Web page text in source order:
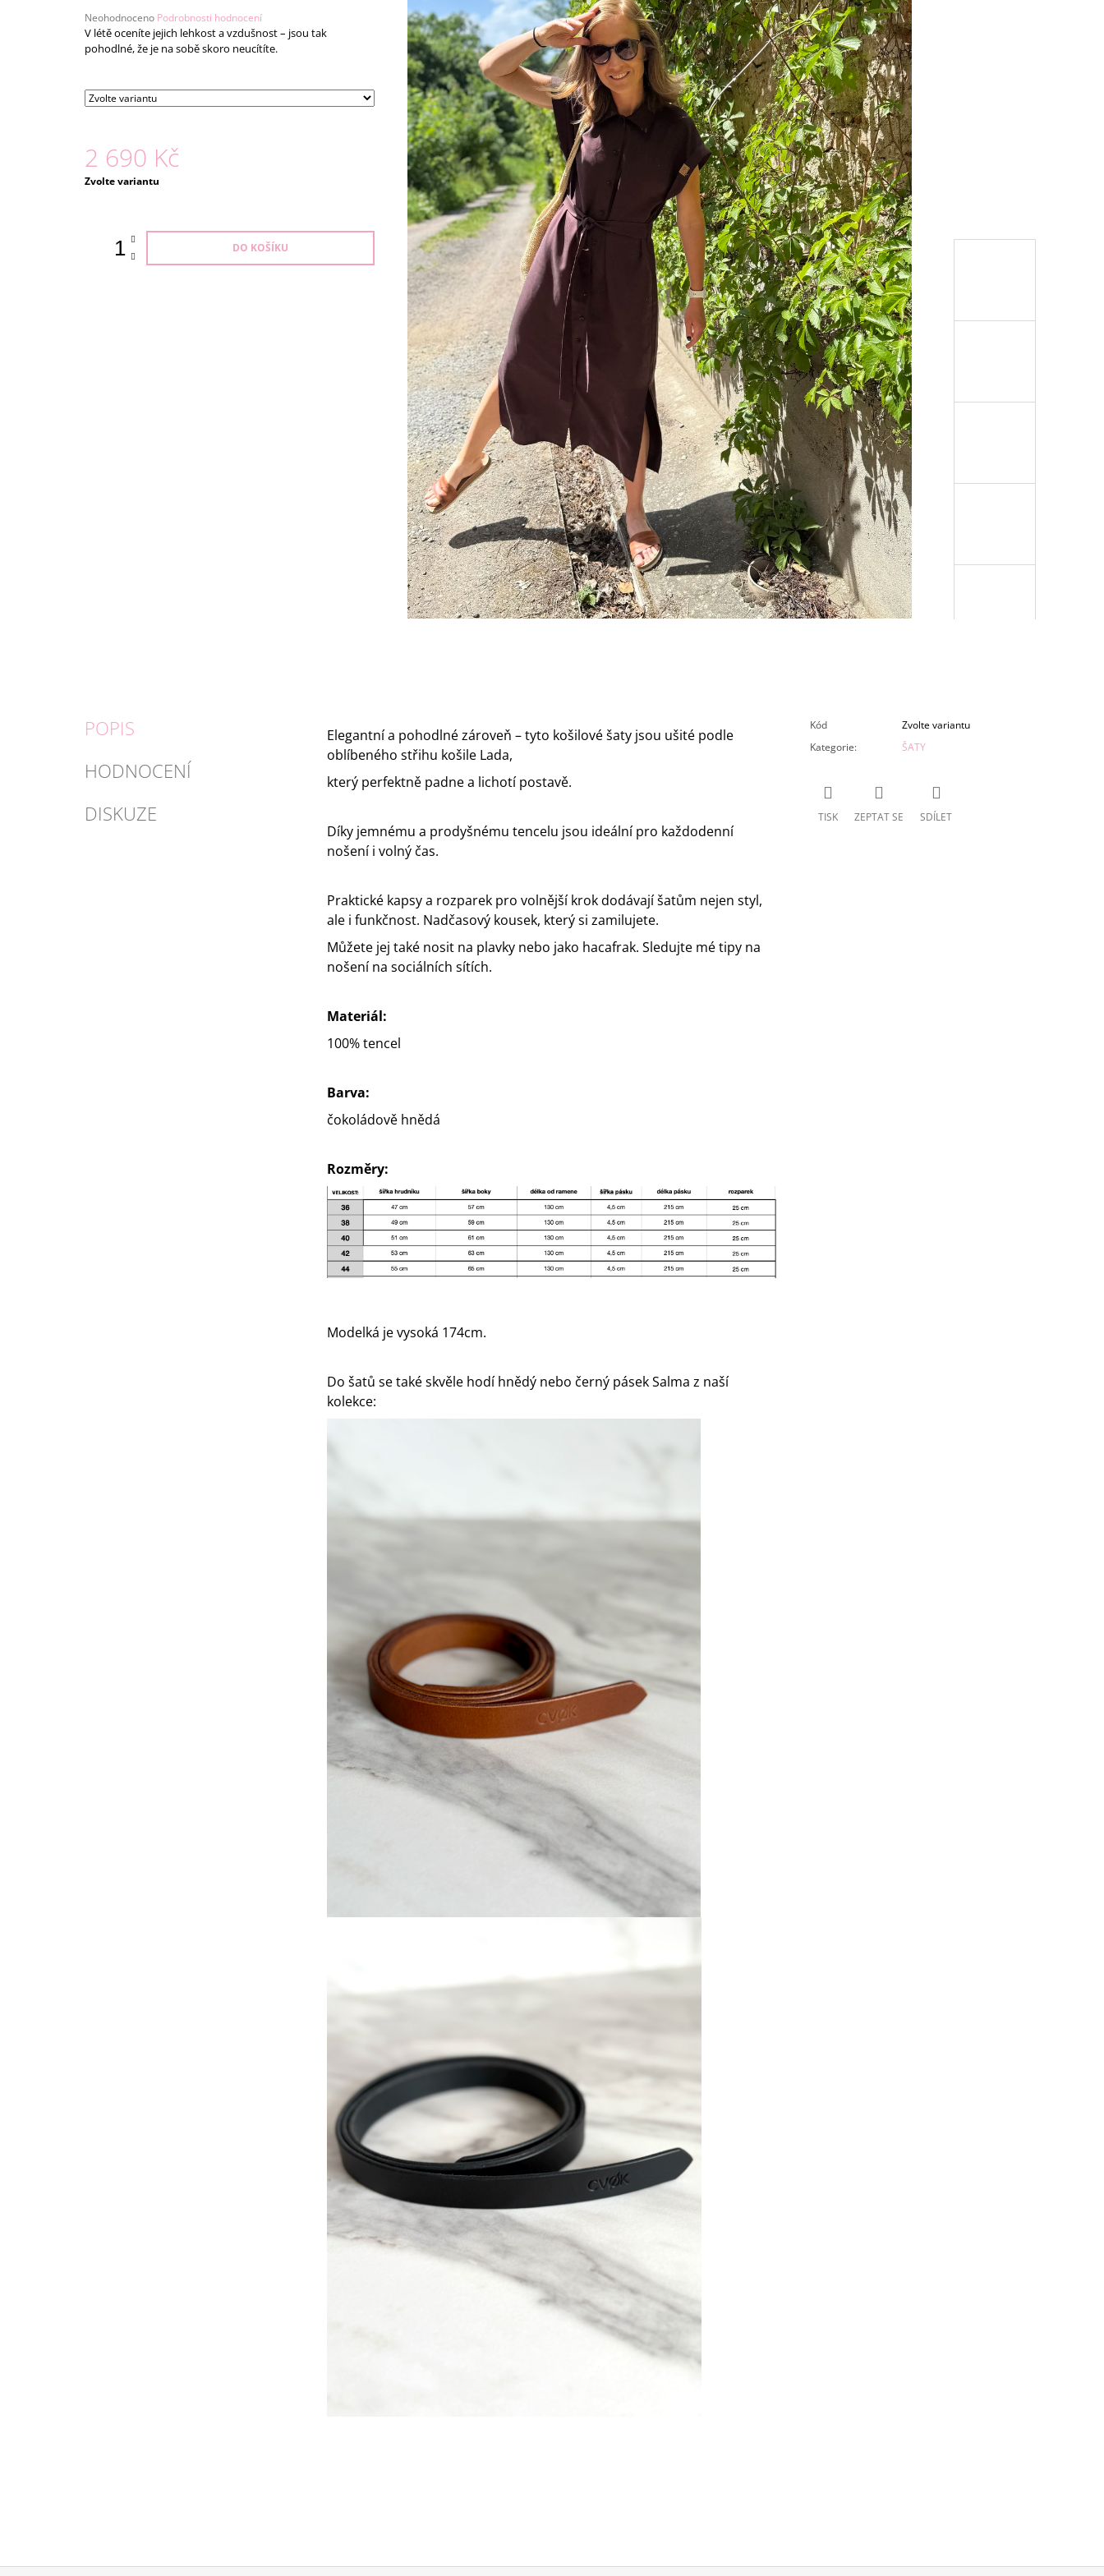
Průměrné
hodnocení
produktu
z
5
Neohodnoceno Podrobnosti hodnocení
V létě oceníte jejich lehkost a vzdušnost – jsou tak
pohodlné, že je na sobě skoro neucítíte.
2 690 Kč
Měrná
Zvolte variantu
DO KOŠÍKU
POPIS
HODNOCENÍ
DISKUZE
Elegantní a pohodlné zároveň – tyto košilové šaty jsou ušité podle
oblíbeného střihu košile Lada,
který perfektně padne a lichotí postavě.
Díky jemnému a prodyšnému tencelu jsou ideální pro každodenní
nošení i volný čas.
Praktické kapsy a rozparek pro volnější krok dodávají šatům nejen styl,
ale i funkčnost. Nadčasový kousek, který si zamilujete.
Můžete jej také nosit na plavky nebo jako hacafrak. Sledujte mé tipy na
nošení na sociálních sítích.
Materiál:
100% tencel
Barva:
čokoládově hnědá
Rozměry:
Modelká je vysoká 174cm.
Do šatů se také skvěle hodí hnědý nebo černý pásek Salma z naší
kolekce:
Kód
Zvolte variantu
Kategorie: ŠATY
TISK ZEPTAT SE SDÍLET
1 290 Kč
2 190 Kč
1 990 Kč